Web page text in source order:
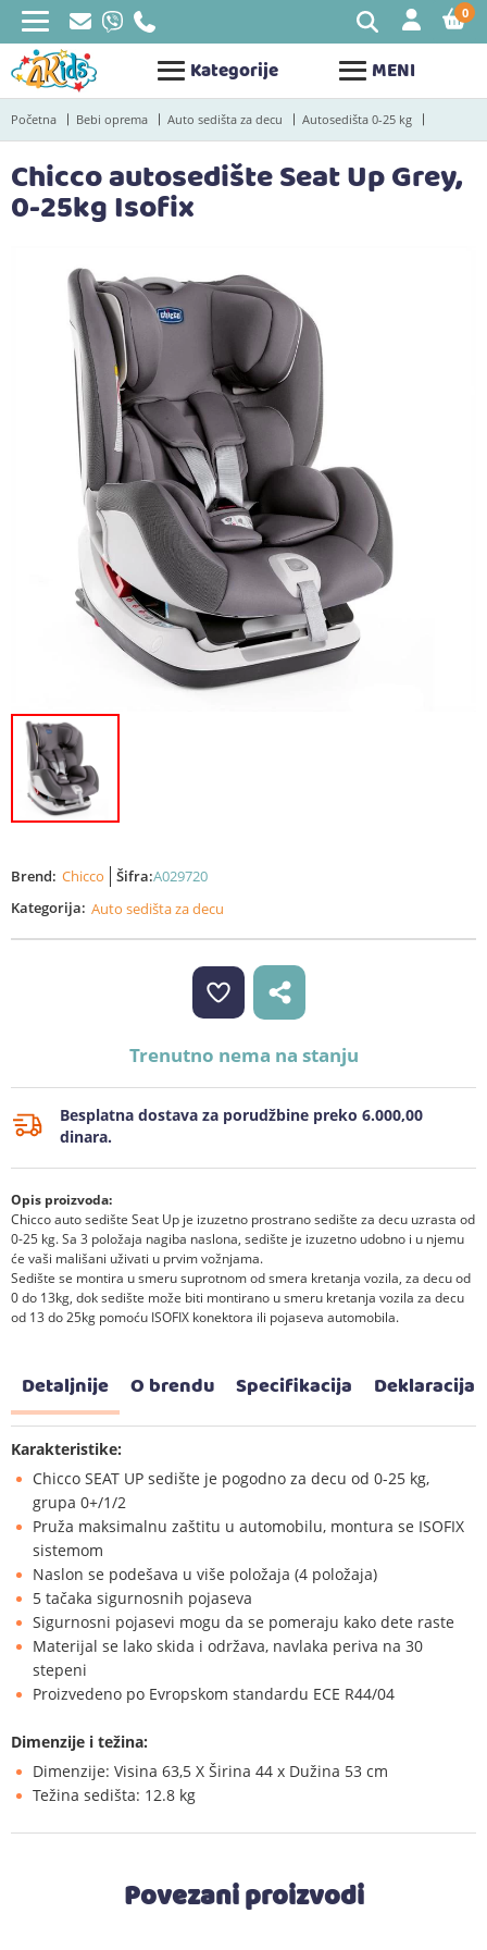
Kategorije MENI
0
Početna Bebi oprema Auto sedišta za decu Autosedišta 0-25 kg
Chicco autosedište Seat Up Grey,
0-25kg Isofix
Brend: Chicco Šifra:A029720
Kategorija: Auto sedišta za decu
Trenutno nema na stanju
Besplatna dostava za porudžbine preko 6.000,00
dinara.
Opis proizvoda:
Chicco auto sedište Seat Up je izuzetno prostrano sedište za decu uzrasta od
0-25 kg. Sa 3 položaja nagiba naslona, sedište je izuzetno udobno i u njemu
će vaši mališani uživati u prvim vožnjama.
Sedište se montira u smeru suprotnom od smera kretanja vozila, za decu od
0 do 13kg, dok sedište može biti montirano u smeru kretanja vozila za decu
od 13 do 25kg pomoću ISOFIX konektora ili pojaseva automobila.
Detaljnije O brendu Specifikacija Deklaracija
Karakteristike:
Chicco SEAT UP sedište je pogodno za decu od 0-25 kg,
grupa 0+/1/2
Pruža maksimalnu zaštitu u automobilu, montura se ISOFIX
sistemom
Naslon se podešava u više položaja (4 položaja)
5 tačaka sigurnosnih pojaseva
Sigurnosni pojasevi mogu da se pomeraju kako dete raste
Materijal se lako skida i održava, navlaka periva na 30
stepeni
Proizvedeno po Evropskom standardu ECE R44/04
Dimenzije i težina:
Dimenzije: Visina 63,5 X Širina 44 x Dužina 53 cm
Težina sedišta: 12.8 kg
Povezani proizvodi